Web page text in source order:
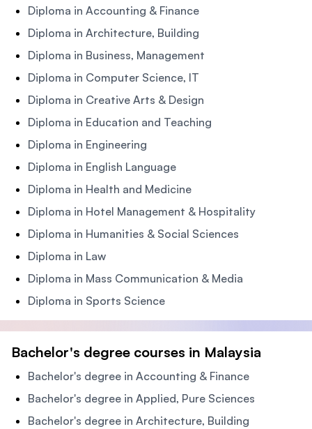
Diploma in Accounting & Finance
Diploma in Architecture, Building
Diploma in Business, Management
Diploma in Computer Science, IT
Diploma in Creative Arts & Design
Diploma in Education and Teaching
Diploma in Engineering
Diploma in English Language
Diploma in Health and Medicine
Diploma in Hotel Management & Hospitality
Diploma in Humanities & Social Sciences
Diploma in Law
Diploma in Mass Communication & Media
Diploma in Sports Science
Bachelor's degree courses in Malaysia
Bachelor's degree in Accounting & Finance
Bachelor's degree in Applied, Pure Sciences
Bachelor's degree in Architecture, Building